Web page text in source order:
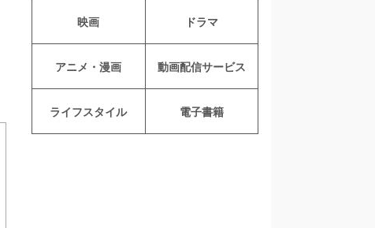
映画 ドラマ
アニメ・漫画 動画配信サービス
ライフスタイル 電子書籍